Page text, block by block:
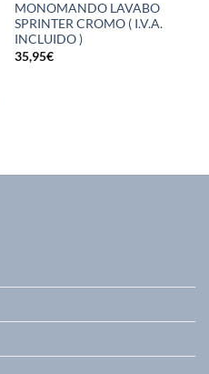
MONOMANDO LAVABO
SPRINTER CROMO ( I.V.A.
INCLUIDO )
35,95€